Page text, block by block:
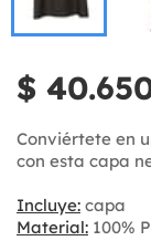
$
Conviértete en
con esta capa
Incluye: capa
Material: 100%